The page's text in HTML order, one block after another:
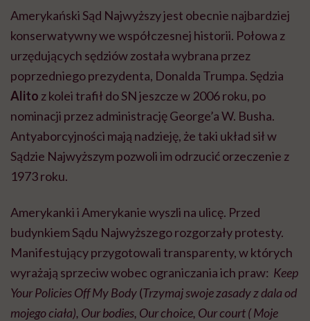
Amerykański Sąd Najwyższy jest obecnie najbardziej
konserwatywny we współczesnej historii. Połowa z
urzędujących sędziów została wybrana przez
poprzedniego prezydenta, Donalda Trumpa. Sędzia
Alito z kolei trafił do SN jeszcze w 2006 roku, po
nominacji przez administrację George’a W. Busha.
Antyaborcyjności mają nadzieję, że taki układ sił w
Sądzie Najwyższym pozwoli im odrzucić orzeczenie z
1973 roku.
Amerykanki i Amerykanie wyszli na ulicę. Przed
budynkiem Sądu Najwyższego rozgorzały protesty.
Manifestujący przygotowali transparenty, w których
wyrażają sprzeciw wobec ograniczania ich praw: Keep
Your Policies Off My Body(Trzymaj swoje zasady z dala od
mojego ciała), Our bodies, Our choice, Our court ( Moje